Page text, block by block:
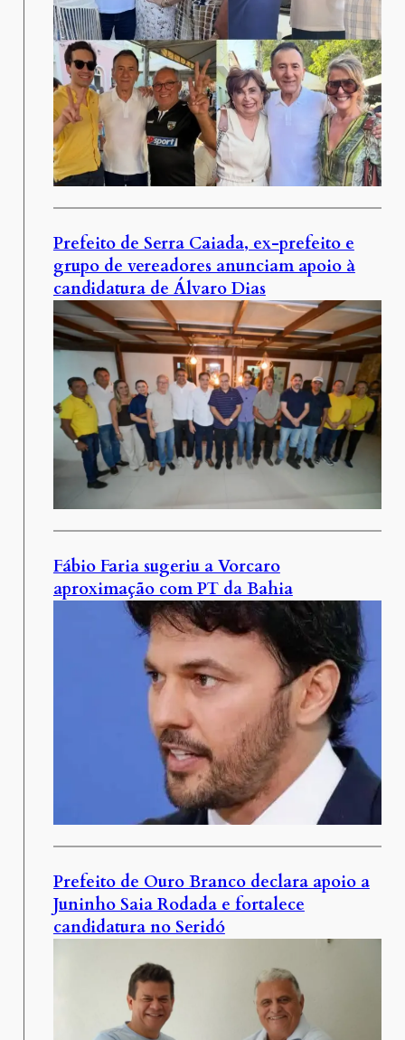
Prefeito de Serra Caiada, ex-prefeito e
grupo de vereadores anunciam apoio à
candidatura de Álvaro Dias
Fábio Faria sugeriu a Vorcaro
aproximação com PT da Bahia
Prefeito de Ouro Branco declara apoio a
Juninho Saia Rodada e fortalece
candidatura no Seridó